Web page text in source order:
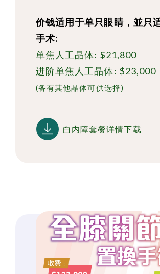
价钱适用于单只眼睛，並只
手术:
单焦人工晶体: $21,800
进阶单焦人工晶体: $23,000
(备有其他晶体可供选择)
白内障套餐详情下载